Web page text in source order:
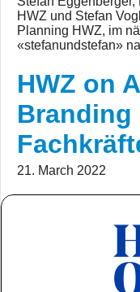
HWZ und Stefan
Planning HWZ, im
«stefanundstefan»
HWZ on
Branding
21. March 2022